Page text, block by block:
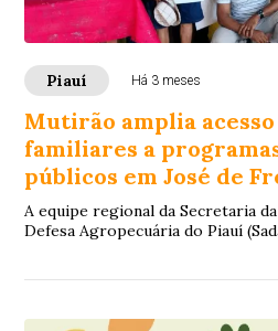
Piauí Há 3 meses
Mutirão amplia
familiares a
públicos em José de
A equipe regional da Secretaria
Defesa Agropecuária do Piauí